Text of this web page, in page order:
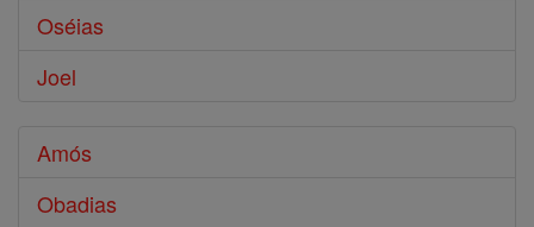
Oséias
Joel
Amós
Obadias